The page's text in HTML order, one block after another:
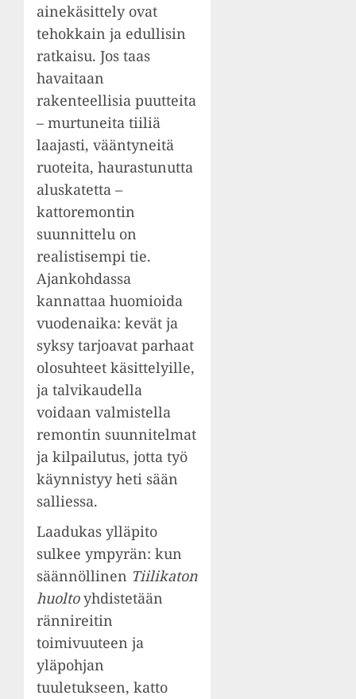
ainekäsittely ovat
tehokkain ja edullisin
ratkaisu. Jos taas
havaitaan
rakenteellisia puutteita
– murtuneita tiiliä
laajasti, vääntyneitä
ruoteita, haurastunutta
aluskatetta –
kattoremontin
suunnittelu on
realistisempi tie.
Ajankohdassa
kannattaa huomioida
vuodenaika: kevät ja
syksy tarjoavat parhaat
olosuhteet käsittelyille,
ja talvikaudella
voidaan valmistella
remontin suunnitelmat
ja kilpailutus, jotta työ
käynnistyy heti sään
salliessa.
Laadukas ylläpito
sulkee ympyrän: kun
säännöllinen Tiilikaton
huoltoyhdistetään
rännireitin
toimivuuteen ja
yläpohjan
tuuletukseen, katto